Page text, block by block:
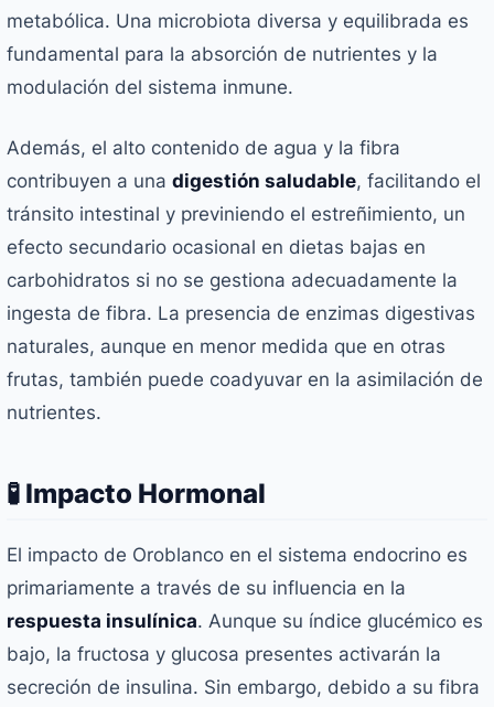
metabólica. Una microbiota diversa y equilibrada es
fundamental para la absorción de nutrientes y la
modulación del sistema inmune.
Además, el alto contenido de agua y la fibra
contribuyen a una digestión saludable, facilitando el
tránsito intestinal y previniendo el estreñimiento, un
efecto secundario ocasional en dietas bajas en
carbohidratos si no se gestiona adecuadamente la
ingesta de fibra. La presencia de enzimas digestivas
naturales, aunque en menor medida que en otras
frutas, también puede coadyuvar en la asimilación de
nutrientes.
🧪 Impacto Hormonal
El impacto de Oroblanco en el sistema endocrino es
primariamente a través de su influencia en la
respuesta insulínica. Aunque su índice glucémico es
bajo, la fructosa y glucosa presentes activarán la
secreción de insulina. Sin embargo, debido a su fibra